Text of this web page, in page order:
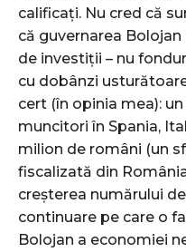
calificați. Nu cred că
că guvernarea Bolojan
de investiții – nu
cu dobânzi
cert (în opinia mea):
muncitori în Spania,
milion de români (un
fiscalizată din
creșterea numărului
continuare pe care o
Bolojan a economiei